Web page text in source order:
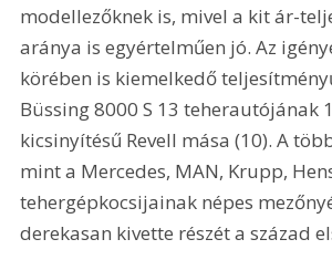
modellezőknek is, mivel a kit ár-
aránya is egyértelműen jó. Az
körében is kiemelkedő
Büssing 8000 S 13 teherautójának
kicsinyítésű Revell mása (10). A
mint a Mercedes, MAN, Krupp,
tehergépkocsijainak népes
derekasan kivette részét a század